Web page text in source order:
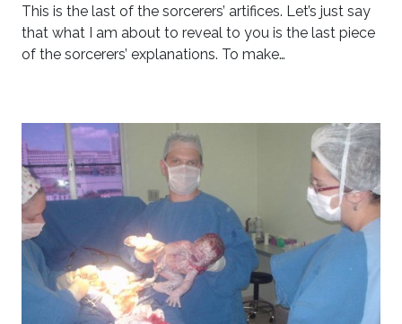
This is the last of the sorcerers’ artifices. Let’s just say
that what I am about to reveal to you is the last piece
of the sorcerers’ explanations. To make…